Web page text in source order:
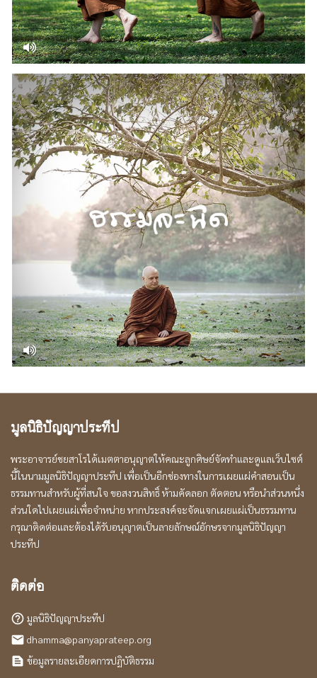
มูลนิธิปัญญาประทีป
พระอาจารย์ชยสาโรได้เมตตาอนุญาตให้คณะลูกศิษย์จัดทำและดูแลเว็บไซต์
นี้ในนามมูลนิธิปัญญาประทีป เพื่อเป็นอีกช่องทางในการเผยแผ่คำสอนเป็น
ธรรมทานสำหรับผู้ที่สนใจ ขอสงวนสิทธิ์ ห้ามคัดลอก ตัดตอน หรือนำส่วนหนึ่ง
ส่วนใดไปเผยแผ่เพื่อจำหน่าย หากประสงค์จะจัดแจกเผยแผ่เป็นธรรมทาน
กรุณาติดต่อและต้องได้รับอนุญาตเป็นลายลักษณ์อักษรจากมูลนิธิปัญญา
ประทีป
ติดต่อ
help_outline มูลนิธิปัญญาประทีป
local_post_office dhamma@panyaprateep.org
text_snippet ข้อมูลรายละเอียดการปฏิบัติธรรม